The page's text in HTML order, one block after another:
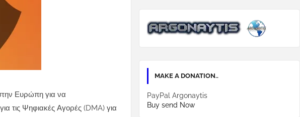
Ευρώπη για να
τις Ψηφιακές Αγορές (DMA) για
MAKE A DONATION..
PayPal Argonaytis
Buy send Now